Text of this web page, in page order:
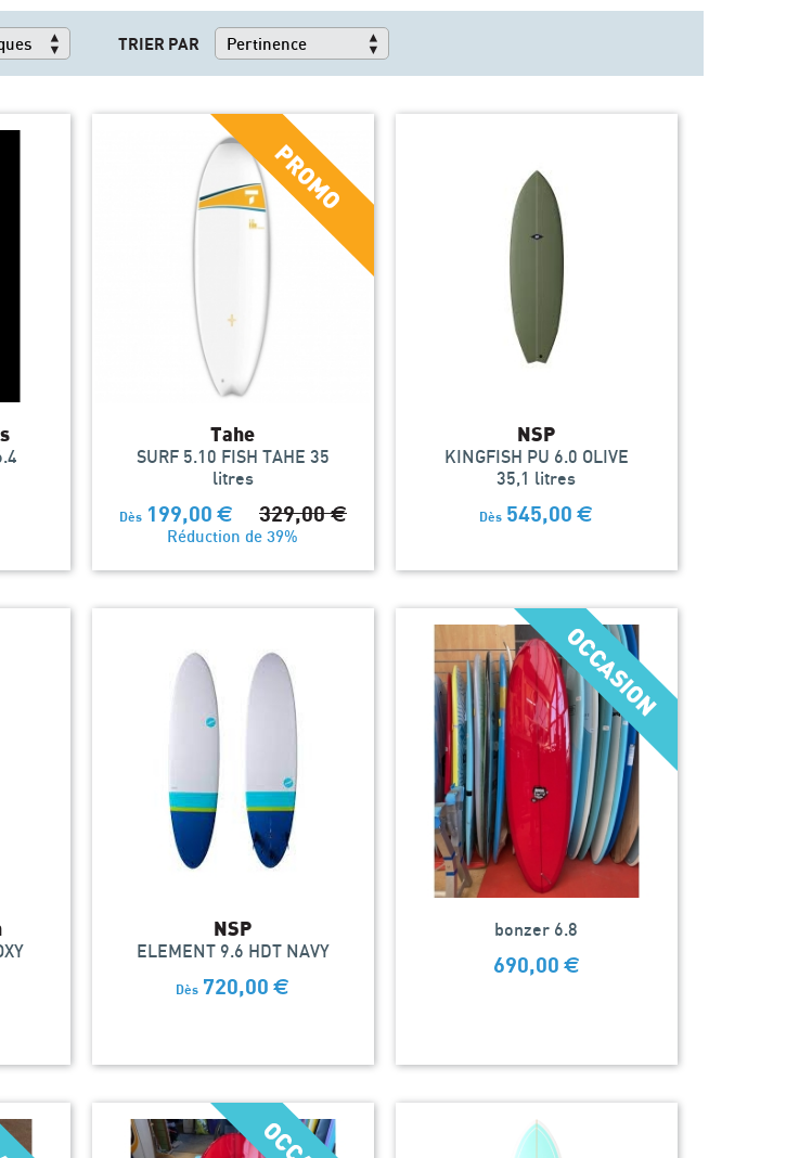
TRIER PAR
Tahe
SURF 5.10 FISH TAHE 35
litres
Dès 199,00 € 329,00€
Réduction de 39%
NSP
KINGFISH PU 6.0 OLIVE
35,1 litres
Dès 545,00 €
NSP
ELEMENT 9.6 HDT NAVY
Dès 720,00 €
bonzer 6.8
690,00 €